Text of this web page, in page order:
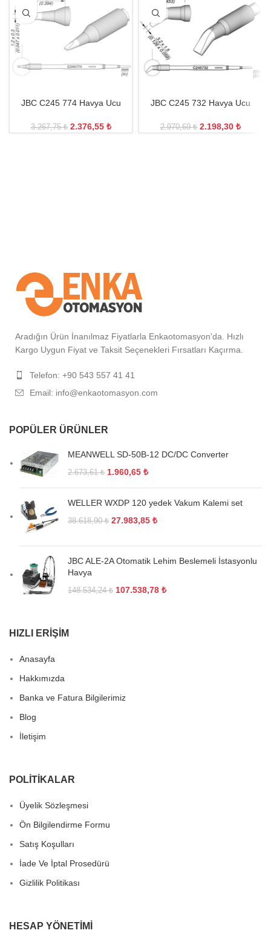
JBC C245 774 Havya Ucu
3.267,75₺ 2.376,55 ₺
JBC C245 732 Havya Ucu
2.970,69₺ 2.198,30 ₺
Aradığın Ürün İnanılmaz Fiyatlarla Enkaotomasyon'da. Hızlı
Kargo Uygun Fiyat ve Taksit Seçenekleri Fırsatları Kaçırma.
Telefon: +90 543 557 41 41
Email: info@enkaotomasyon.com
POPÜLER ÜRÜNLER
MEANWELL SD-50B-12 DC/DC Converter
2.673,61₺ 1.960,65 ₺
WELLER WXDP 120 yedek Vakum Kalemi set
38.618,90₺ 27.983,85 ₺
JBC ALE-2A Otomatik Lehim Beslemeli İstasyonlu
Havya
148.534,24₺ 107.538,78 ₺
HIZLI ERIŞIM
Anasayfa
Hakkımızda
Banka ve Fatura Bilgilerimiz
Blog
İletişim
POLITIKALAR
Üyelik Sözleşmesi
Ön Bilgilendirme Formu
Satış Koşulları
İade Ve İptal Prosedürü
Gizlilik Politikası
HESAP YÖNETIMI